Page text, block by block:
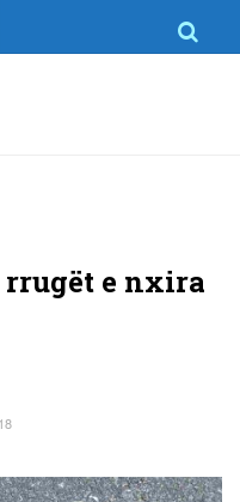
rrugët e nxira